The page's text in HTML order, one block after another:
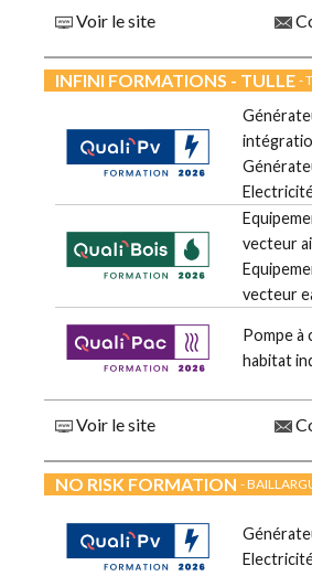
Voir le site
INFINI FORMATIONS - TULLE -
vecteur
vecteur
Pompe à
habitat
Voir le site
NO RISK FORMATION -